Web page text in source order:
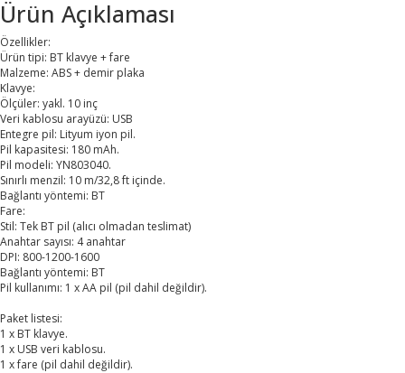
Ürün Açıklaması
Özellikler:
Ürün tipi: BT klavye + fare
Malzeme: ABS + demir plaka
Klavye:
Ölçüler: yakl. 10 inç
Veri kablosu arayüzü: USB
Entegre pil: Lityum iyon pil.
Pil kapasitesi: 180 mAh.
Pil modeli: YN803040.
Sınırlı menzil: 10 m/32,8 ft içinde.
Bağlantı yöntemi: BT
Fare:
Stil: Tek BT pil (alıcı olmadan teslimat)
Anahtar sayısı: 4 anahtar
DPI: 800-1200-1600
Bağlantı yöntemi: BT
Pil kullanımı: 1 x AA pil (pil dahil değildir).
Paket listesi:
1 x BT klavye.
1 x USB veri kablosu.
1 x fare (pil dahil değildir).